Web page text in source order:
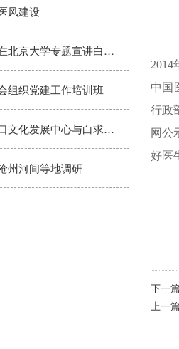
风建设
白求恩精神研究会在北京大学专题宣讲白求恩精神
组织党建工作培训班
国家卫生计生委人口文化发展中心与白求恩精神研究会共同探讨白求恩题材创作推介工作
州河间等地调研
2014
中国
行政
网公
好医
下一
上一